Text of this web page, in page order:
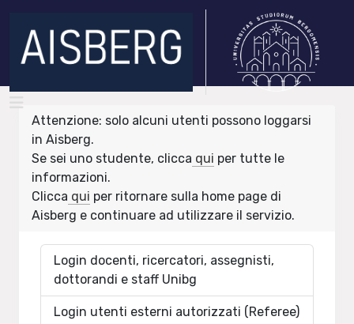
Attenzione: solo alcuni utenti possono loggarsi
in Aisberg.
Se sei uno studente, clicca qui per tutte le
informazioni.
Clicca qui per ritornare sulla home page di
Aisberg e continuare ad utilizzare il servizio.
Login docenti, ricercatori, assegnisti,
dottorandi e staff Unibg
Login utenti esterni autorizzati (Referee)